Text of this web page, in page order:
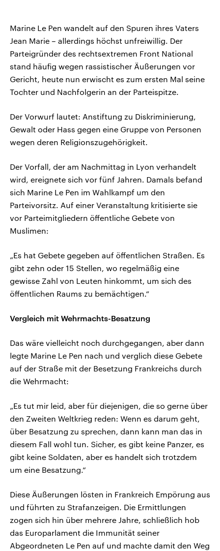
Marine Le Pen wandelt auf den Spuren ihres Vaters
Jean Marie – allerdings höchst unfreiwillig. Der
Parteigründer des rechtsextremen Front National
stand häufig wegen rassistischer Äußerungen vor
Gericht, heute nun erwischt es zum ersten Mal seine
Tochter und Nachfolgerin an der Parteispitze.
Der Vorwurf lautet: Anstiftung zu Diskriminierung,
Gewalt oder Hass gegen eine Gruppe von Personen
wegen deren Religionszugehörigkeit.
Der Vorfall, der am Nachmittag in Lyon verhandelt
wird, ereignete sich vor fünf Jahren. Damals befand
sich Marine Le Pen im Wahlkampf um den
Parteivorsitz. Auf einer Veranstaltung kritisierte sie
vor Parteimitgliedern öffentliche Gebete von
Muslimen:
„Es hat Gebete gegeben auf öffentlichen Straßen. Es
gibt zehn oder 15 Stellen, wo regelmäßig eine
gewisse Zahl von Leuten hinkommt, um sich des
öffentlichen Raums zu bemächtigen.“
Vergleich mit Wehrmachts-Besatzung
Das wäre vielleicht noch durchgegangen, aber dann
legte Marine Le Pen nach und verglich diese Gebete
auf der Straße mit der Besetzung Frankreichs durch
die Wehrmacht:
„Es tut mir leid, aber für diejenigen, die so gerne über
den Zweiten Weltkrieg reden: Wenn es darum geht,
über Besatzung zu sprechen, dann kann man das in
diesem Fall wohl tun. Sicher, es gibt keine Panzer, es
gibt keine Soldaten, aber es handelt sich trotzdem
um eine Besatzung.“
Diese Äußerungen lösten in Frankreich Empörung aus
und führten zu Strafanzeigen. Die Ermittlungen
zogen sich hin über mehrere Jahre, schließlich hob
das Europarlament die Immunität seiner
Abgeordneten Le Pen auf und machte damit den Weg